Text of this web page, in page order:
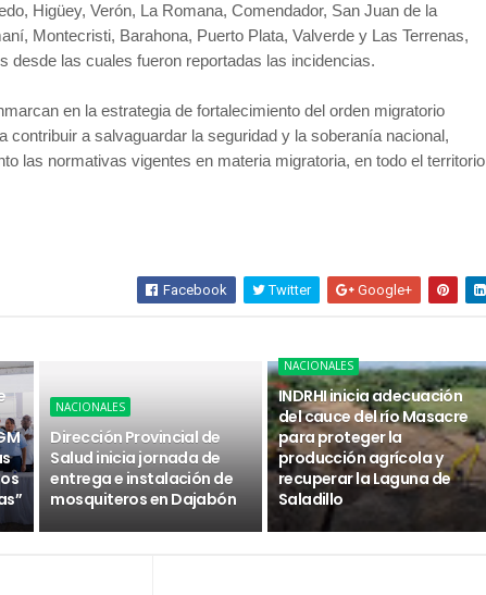
Higüey, Verón, La Romana, Comendador, San Juan de la
Montecristi, Barahona, Puerto Plata, Valverde y Las Terrenas,
desde las cuales fueron reportadas las incidencias.
en la estrategia de fortalecimiento del orden migratorio
contribuir a salvaguardar la seguridad y la soberanía nacional,
las normativas vigentes en materia migratoria, en todo el territorio
Facebook Twitter Google+
NACIONALES
Dirección Provincial de
Salud inicia jornada de
entrega e instalación de
mosquiteros en Dajabón
NACIONALES
INDRHI inicia adecuación
del cauce del río Masacre
para proteger la
producción agrícola y
recuperar la Laguna de
Saladillo